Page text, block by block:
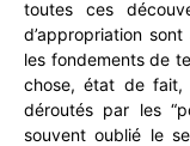
toutes ces
d’appropriation
les fondements de
chose, état de fait,
déroutés par les
souvent oublié le